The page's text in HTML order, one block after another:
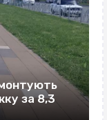
за 8,3